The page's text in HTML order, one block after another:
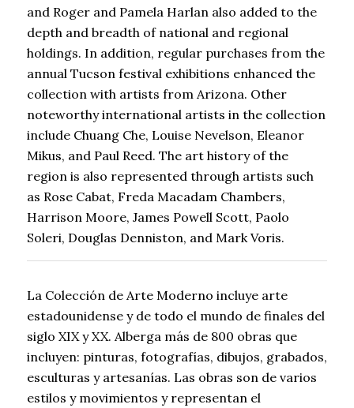
and Roger and Pamela Harlan also added to the
depth and breadth of national and regional
holdings. In addition, regular purchases from the
annual Tucson festival exhibitions enhanced the
collection with artists from Arizona. Other
noteworthy international artists in the collection
include Chuang Che, Louise Nevelson, Eleanor
Mikus, and Paul Reed. The art history of the
region is also represented through artists such
as Rose Cabat, Freda Macadam Chambers,
Harrison Moore, James Powell Scott, Paolo
Soleri, Douglas Denniston, and Mark Voris.
La Colección de Arte Moderno incluye arte
estadounidense y de todo el mundo de finales del
siglo XIX y XX. Alberga más de 800 obras que
incluyen: pinturas, fotografías, dibujos, grabados,
esculturas y artesanías. Las obras son de varios
estilos y movimientos y representan el